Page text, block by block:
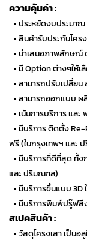
ความคุ้มค่า :
• ประหยัดงบประมาณ
• สินค้ารับประกันโคร
• นำเสนอภาพลักษณ์
• มี Option ต่างๆให้เ
• สามารถปรับเปลี่ยน
• สามารถออกแบบ
• เน้นการบริการ แล
• มีบริการ ติดตั้ง
ฟรี (ในกรุงเทพฯ และ
• มีบริการที่ดีที่สุด ทั้ง
และ ปริมณฑล)
• มีบริการขึ้นแบบ 3D
• มีบริการพิมพ์ปรู๊ฟสี
สเปคสินค้า :
• วัสดุโครงเสา เป็นอ